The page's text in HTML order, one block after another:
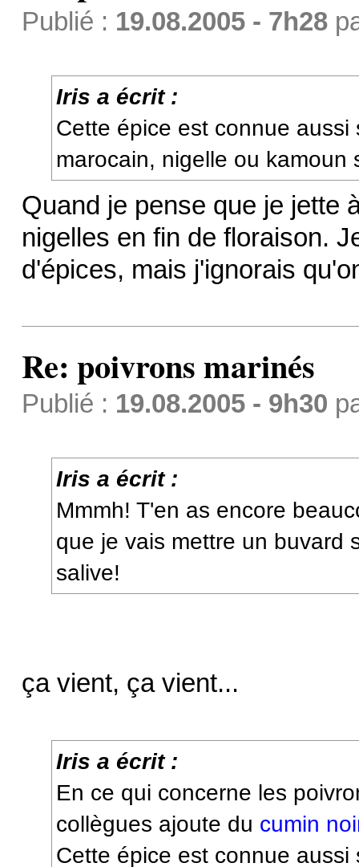
Publié : 19.08.2005 - 7h28
Iris a écrit :
Cette épice est connue
marocain, nigelle ou kamoun
Quand je pense que je jette
nigelles en fin de floraison.
d'épices, mais j'ignorais
Re: poivrons marinés
Publié : 19.08.2005 - 9h30
Iris a écrit :
Mmmh! T'en as encore
que je vais mettre un buvard
salive!
ça vient, ça vient...
Iris a écrit :
En ce qui concerne les
collègues ajoute du cumin
Cette épice est connue